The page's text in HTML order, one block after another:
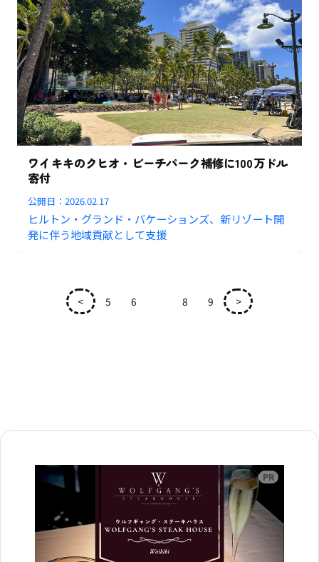
ワイキキのクヒオ・ビーチパーク補修に100万ドル
寄付
公開日：2026.02.17
ヒルトン・グランド・バケーションズ、新リゾート開
発に伴う地域貢献として支援
< 5 6 8 9 >
広告